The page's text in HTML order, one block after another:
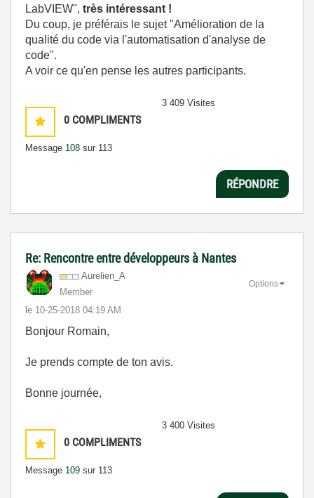
LabVIEW", très intéressant !
Du coup, je préférais le sujet "Amélioration de la
qualité du code via l'automatisation d'analyse de
code".
A voir ce qu'en pense les autres participants.
0 COMPLIMENTS
Message 108 sur 113
3 409 Visites
RÉPONDRE
Re: Rencontre entre développeurs à Nantes
Aurelien_A
Member
le ‎10-25-2018 04:19 AM
Options
Bonjour Romain,
Je prends compte de ton avis.
Bonne journée,
0 COMPLIMENTS
Message 109 sur 113
3 400 Visites